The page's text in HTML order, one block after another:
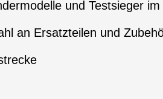
und Testsieger
an Ersatzteilen und